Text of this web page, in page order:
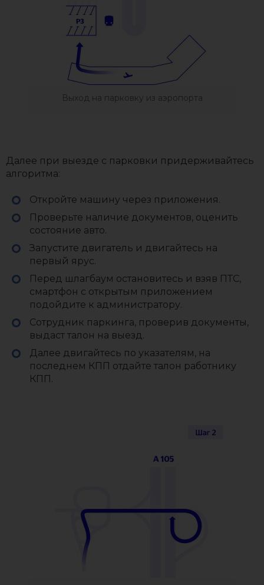
Выход на парковку из аэропорта
Далее при выезде с парковки придерживайтесь
алгоритма:
Откройте машину через приложения.
Проверьте наличие документов, оценить
состояние авто.
Запустите двигатель и двигайтесь на
первый ярус.
Перед шлагбаум остановитесь и взяв ПТС,
смартфон с открытым приложением
подойдите к администратору.
Сотрудник паркинга, проверив документы,
выдаст талон на выезд.
Далее двигайтесь по указателям, на
последнем КПП отдайте талон работнику
КПП.